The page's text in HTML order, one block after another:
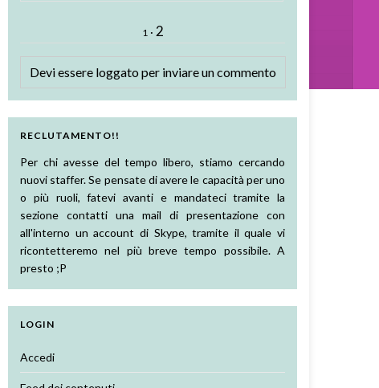
1 · 2
Devi essere loggato per inviare un commento
RECLUTAMENTO!!
Per chi avesse del tempo libero, stiamo cercando
nuovi staffer. Se pensate di avere le capacità per uno
o più ruoli, fatevi avanti e mandateci tramite la
sezione contatti una mail di presentazione con
all'interno un account di Skype, tramite il quale vi
ricontetteremo nel più breve tempo possibile. A
presto ;P
LOGIN
Accedi